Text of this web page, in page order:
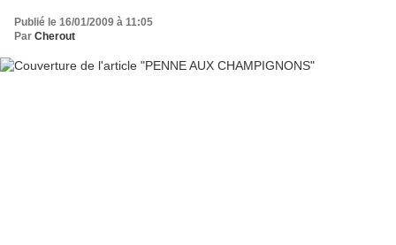
Publié le 16/01/2009 à 11:05
Par Cherout